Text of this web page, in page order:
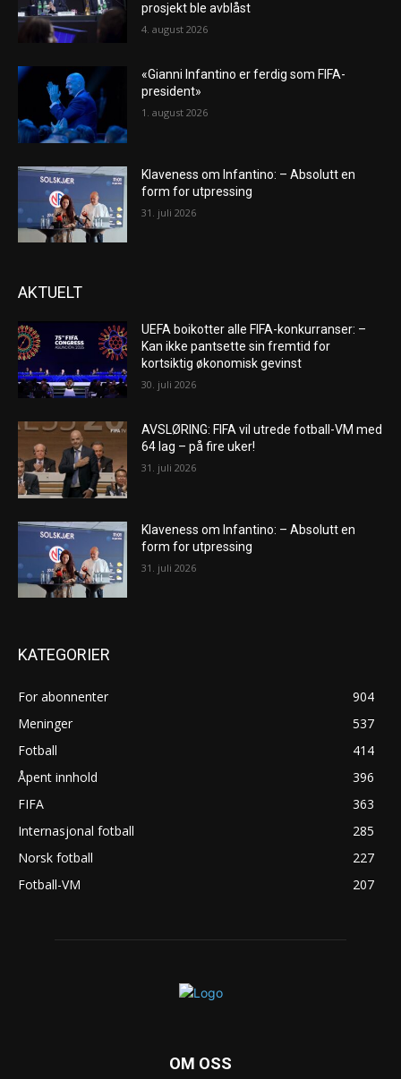
prosjekt ble avblåst
4. august 2026
«Gianni Infantino er ferdig som FIFA-
president»
1. august 2026
Klaveness om Infantino: – Absolutt en
form for utpressing
31. juli 2026
AKTUELT
UEFA boikotter alle FIFA-konkurranser: –
Kan ikke pantsette sin fremtid for
kortsiktig økonomisk gevinst
30. juli 2026
AVSLØRING: FIFA vil utrede fotball-VM med
64 lag – på fire uker!
31. juli 2026
Klaveness om Infantino: – Absolutt en
form for utpressing
31. juli 2026
KATEGORIER
For abonnenter
904
Meninger
537
Fotball
414
Åpent innhold
396
FIFA
363
Internasjonal fotball
285
Norsk fotball
227
Fotball-VM
207
OM OSS